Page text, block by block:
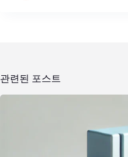
관련된 포스트